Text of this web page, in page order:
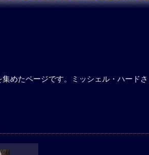
めたページです。ミッシェル・ハードさ